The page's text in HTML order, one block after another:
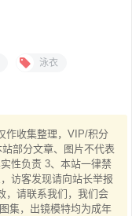
泳衣
作收集整理，VIP/积分
部分文章、图片不代表
性负责 3、本站一律禁
访客发现请向站长举报
，请联系我们，我们会
集，出镜模特均为成年